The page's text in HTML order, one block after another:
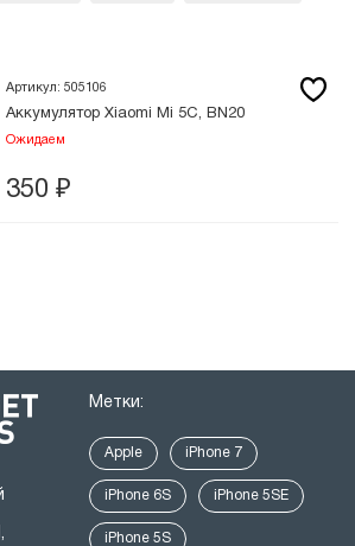
Артикул: 505106
Аккумулятор Xiaomi Mi 5C, BN20
Ожидаем
350 ₽
Метки:
Apple iPhone 7
iPhone 6S iPhone 5SE
iPhone 5S